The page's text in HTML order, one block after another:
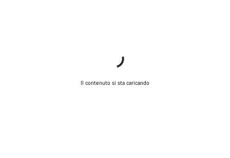
Il contenuto si sta caricando